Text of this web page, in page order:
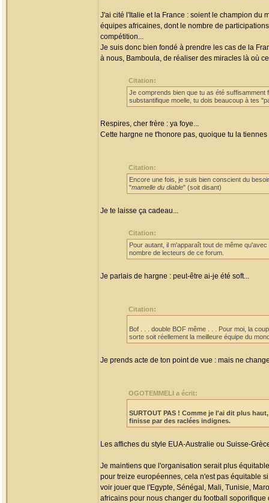
J'ai cité l'Italie et la France : soient le champion du
équipes africaines, dont le nombre de
compétition...
Je suis donc bien fondé à prendre les cas de la
à nous, Bamboula, de réaliser des miracles là où
Citation:
Je comprends bien que tu as été
substantifique moelle, tu dois beaucoup à tes
Respires, cher frère : ya foye...
Cette hargne ne t'honore pas, quoique tu la
Citation:
Encore une fois, je suis bien conscient du
"mamelle du diable" (soit disant)
Je te laisse ça cadeau...
Citation:
Pour autant, il m'apparaît tout de même
nombre de lecteurs de ce forum.
Je parlais de hargne : peut-être ai-je été soft...
Citation:
Bof . . . double BOF même . . . Pour moi, la
sorte soit réellement la meilleure équipe du
Je prends acte de ton point de vue : mais ne
OGOTEMMELI a écrit:
SURTOUT PAS ! Comme je l'ai dit plus
finisse par des raclées indignes.
Les affiches du style EUA-Australie ou Suisse-
Je maintiens que l'organisation serait plus
pour treize européennes, cela n'est pas équitable
voir jouer que l'Egypte, Sénégal, Mali, Tunisie,
africains pour nous changer du football soporifique